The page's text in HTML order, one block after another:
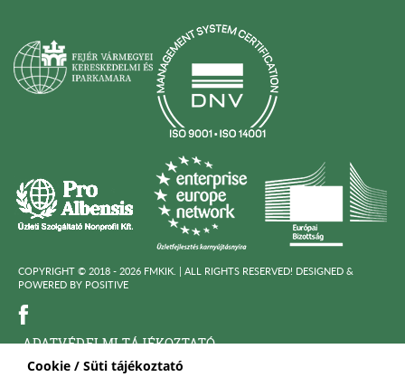
Cookie / Süti tájékoztató
COPYRIGHT © 2018 - 2026 FMKIK. | ALL RIGHTS RESERVED! DESIGNED &
POWERED BY POSITIVE
ADATVÉDELMI TÁJÉKOZTATÓ